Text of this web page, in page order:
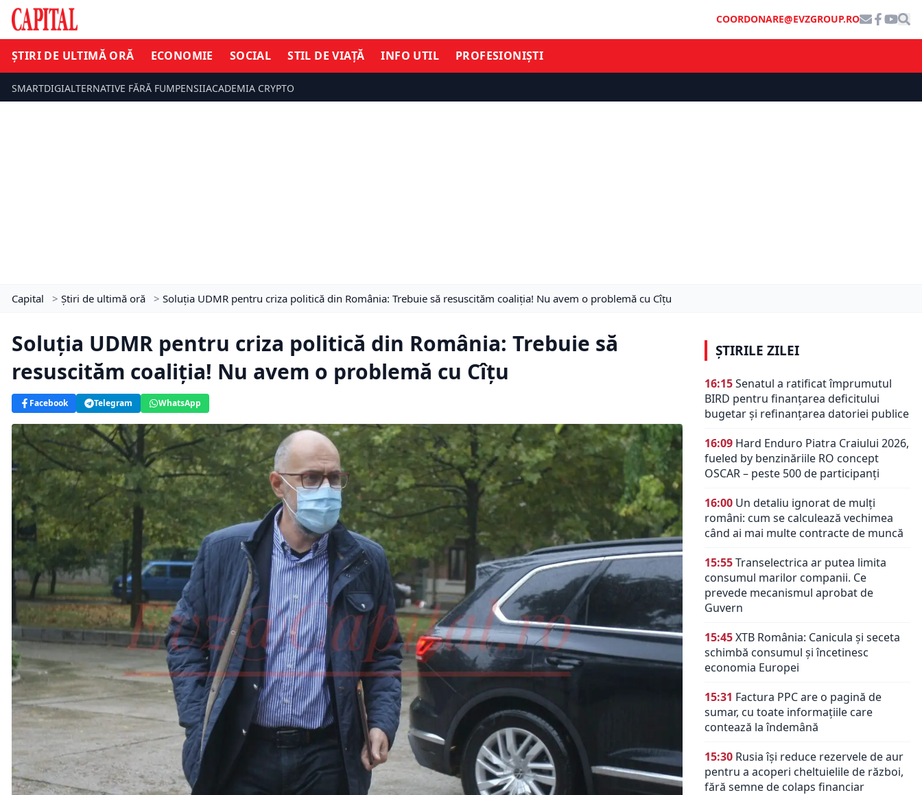
COORDONARE@EVZGROUP.RO
ȘTIRI DE ULTIMĂ ORĂ ECONOMIE SOCIAL STIL DE VIAȚĂ INFO UTIL PROFESIONIȘTI
SMARTDIGIALTERNATIVE FĂRĂ FUMPENSIIACADEMIA CRYPTO
Capital > Știri de ultimă oră > Soluţia UDMR pentru criza politică din România: Trebuie să resuscităm coaliţia! Nu avem o problemă cu Cîţu
Soluţia UDMR pentru criza politică din România: Trebuie să
resuscităm coaliţia! Nu avem o problemă cu Cîţu
Facebook Telegram WhatsApp
ȘTIRILE ZILEI
16:15Senatul a ratificat împrumutul
BIRD pentru finanțarea deficitului
bugetar și refinanțarea datoriei publice
16:09 Hard Enduro Piatra Craiului 2026,
fueled by benzinăriile RO concept
OSCAR – peste 500 de participanți
16:00 Un detaliu ignorat de mulți
români: cum se calculează vechimea
când ai mai multe contracte de muncă
15:55Transelectrica ar putea limita
consumul marilor companii. Ce
prevede mecanismul aprobat de
Guvern
15:45XTB România: Canicula și seceta
schimbă consumul și încetinesc
economia Europei
15:31 Factura PPC are o pagină de
sumar, cu toate informațiile care
contează la îndemână
15:30 Rusia își reduce rezervele de aur
pentru a acoperi cheltuielile de război,
fără semne de colaps financiar